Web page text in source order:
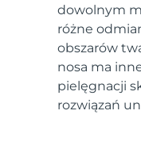
dowolnym
różne
obszarów
nosa ma
pielęgnacji
rozwiązań